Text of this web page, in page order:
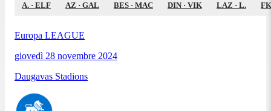
A. · ELF AZ · GAL BES · MAC DIN · VIK LAZ · L.
Europa LEAGUE
giovedì 28 novembre 2024
Daugavas Stadions